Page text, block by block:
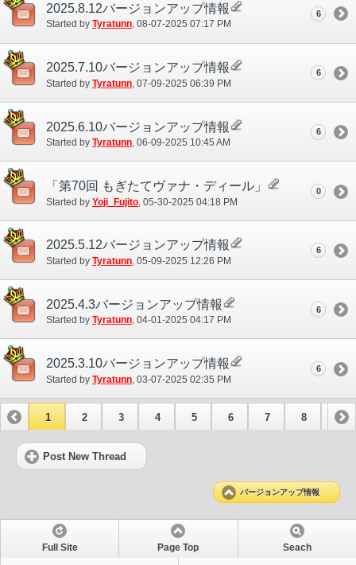
2025.8.12バージョンアップ情報
Started by Tyratunn‎, 08-07-2025 07:17 PM
6
2025.7.10バージョンアップ情報
Started by Tyratunn ‎, 07-09-2025 06:39 PM
6
2025.6.10バージョンアップ情報
Started by Tyratunn‎, 06-09-2025 10:45 AM
6
「第70回 もぎたてヴァナ・ディール」
Started by Yoji_Fujito ‎, 05-30-2025 04:18 PM
0
2025.5.12バージョンアップ情報
Started by Tyratunn‎, 05-09-2025 12:26 PM
6
2025.4.3バージョンアップ情報
Started by Tyratunn‎, 04-01-2025 04:17 PM
6
2025.3.10バージョンアップ情報
Started by Tyratunn ‎, 03-07-2025 02:35 PM
6
1 2 3 4 5 6 7 8 9
Post New Thread
バージョンアップ情報
Full Site Page Top Seach